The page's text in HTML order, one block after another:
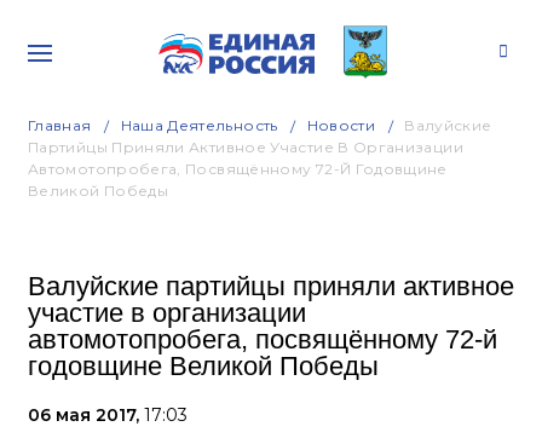
Главная Наша Деятельность Новости
Валуйские
Партийцы Приняли Активное Участие В Организации
Автомотопробега, Посвящённому 72-Й Годовщине
Великой Победы
Валуйские партийцы приняли активное
участие в организации
автомотопробега, посвящённому 72-й
годовщине Великой Победы
06 мая 2017, 17:03